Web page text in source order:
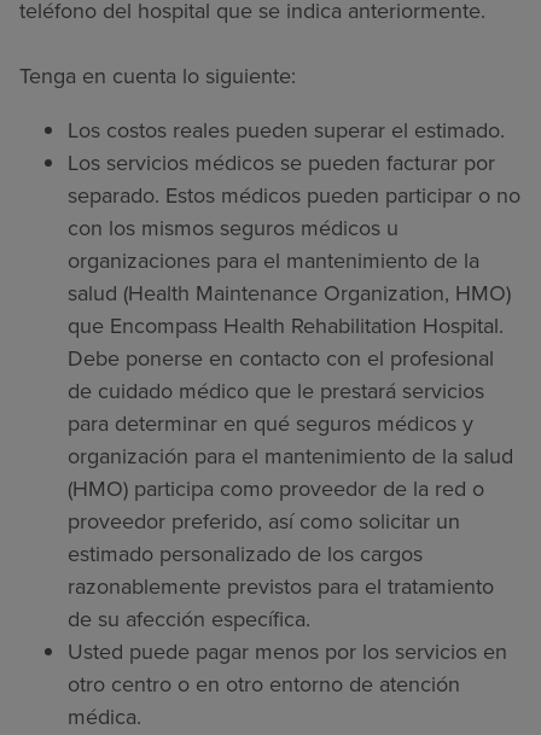
teléfono del hospital que se indica anteriormente.
Tenga en cuenta lo siguiente:
Los costos reales pueden superar el estimado.
Los servicios médicos se pueden facturar por
separado. Estos médicos pueden participar o no
con los mismos seguros médicos u
organizaciones para el mantenimiento de la
salud (Health Maintenance Organization, HMO)
que Encompass Health Rehabilitation Hospital.
Debe ponerse en contacto con el profesional
de cuidado médico que le prestará servicios
para determinar en qué seguros médicos y
organización para el mantenimiento de la salud
(HMO) participa como proveedor de la red o
proveedor preferido, así como solicitar un
estimado personalizado de los cargos
razonablemente previstos para el tratamiento
de su afección específica.
Usted puede pagar menos por los servicios en
otro centro o en otro entorno de atención
médica.